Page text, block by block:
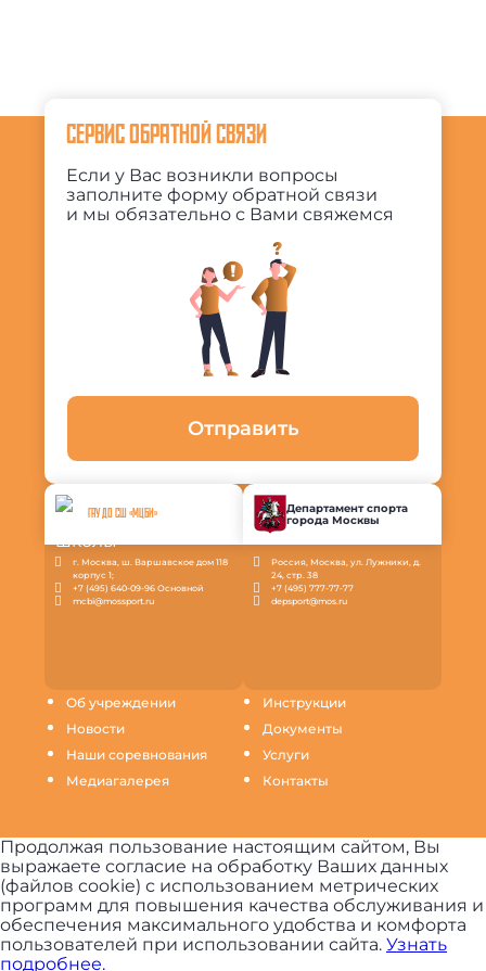
Об учреждении
Новости
Наши соревнования
Медиагалерея
Инструкции
Документы
Услуги
Контакты
СЕРВИС ОБРАТНОЙ СВЯЗИ
Если у Вас возникли вопросы
заполните форму обратной связи
и мы обязательно с Вами свяжемся
Отправить
ГАУ ДО СШ «МЦБИ»
г. Москва, ш. Варшавское дом 118
корпус 1;
+7 (495) 640-09-96 Основной
mcbi@mossport.ru
Департамент спорта
города Москвы
Россия, Москва, ул. Лужники, д.
24, стр. 38
+7 (495) 777-77-77
depsport@mos.ru
Продолжая пользование настоящим сайтом, Вы
выражаете согласие на обработку Ваших данных
(файлов cookie) с использованием метрических
программ для повышения качества обслуживания и
обеспечения максимального удобства и комфорта
пользователей при использовании сайта. Узнать
подробнее.